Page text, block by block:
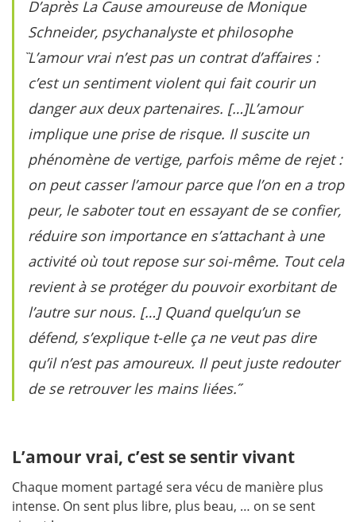
D’après La Cause amoureusede Monique
Schneider, psychanalyste et philosophe
̏L’amour vrai n’est pas un contrat d’affaires :
c’est un sentiment violent qui fait courir un
danger aux deux partenaires. […]L’amour
implique une prise de risque. Il suscite un
phénomène de vertige, parfois même de rejet :
on peut casser l’amour parce que l’on en a trop
peur, le saboter tout en essayant de se confier,
réduire son importance en s’attachant à une
activité où tout repose sur soi-même. Tout cela
revient à se protéger du pouvoir exorbitant de
l’autre sur nous. […] Quand quelqu’un se
défend, s’explique t-elle ça ne veut pas dire
qu’il n’est pas amoureux. Il peut juste redouter
de se retrouver les mains liées. ̋
L’amour vrai, c’est se sentir vivant
Chaque moment partagé sera vécu de manière plus
intense. On sent plus libre, plus beau, … on se sent